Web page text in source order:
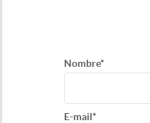
Nombre*
E-mail*